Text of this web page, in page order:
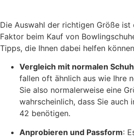
Die Auswahl der richtigen Größe ist
Faktor beim Kauf von
Tipps, die Ihnen dabei helfen
Vergleich mit normalen
fallen oft ähnlich aus wie Ihre
Sie also normalerweise eine
wahrscheinlich, dass Sie auch
42 benötigen.
Anprobieren und Passform: